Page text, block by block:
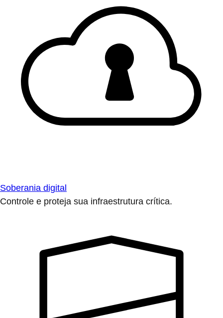
Soberania digital
Controle e proteja sua infraestrutura crítica.